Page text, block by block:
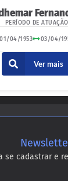
PERÍODO DE ATUAÇÃO
01/04/1953 03/04/
Ver mais
se cadastrar e